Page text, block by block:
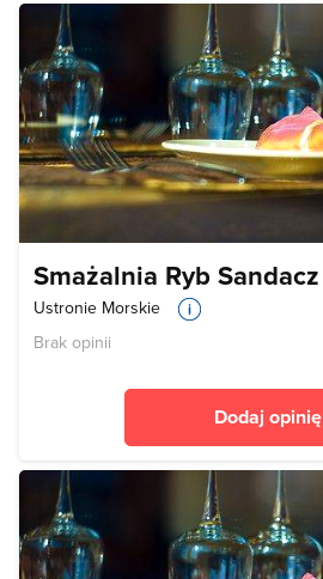
Smażalnia Ryb Sandacz
Ustronie Morskie
Brak opinii
Dodaj opinię